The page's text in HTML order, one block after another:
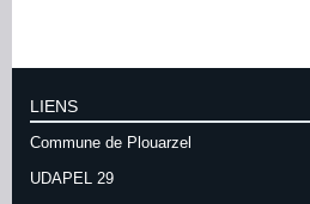
LIENS
Commune de Plouarzel
UDAPEL 29